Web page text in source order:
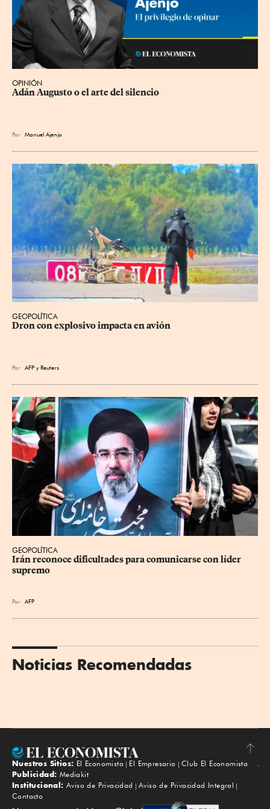
OPINIÓN
Adán Augusto o el arte del silencio
Por Manuel Ajenjo
GEOPOLÍTICA
Dron con explosivo impacta en avión
Por AFP yReuters
GEOPOLÍTICA
Irán reconoce dificultades para comunicarse con líder
supremo
Por AFP
Noticias Recomendadas
Subir
Nuestros Sitios: El Economista El Empresario
Club El Economista
Publicidad: Mediakit
Institucional: Aviso de Privacidad
Aviso de Privacidad Integral
Contacto